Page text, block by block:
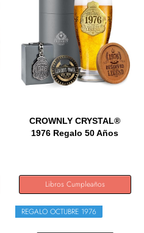
CROWNLY CRYSTAL®
1976 Regalo 50 Años
Libros Cumpleaños
REGALO OCTUBRE 1976